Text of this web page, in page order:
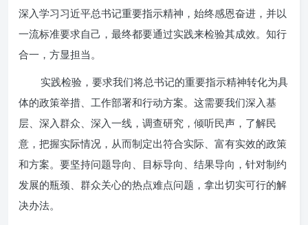
深入学习习近平总书记重要指示精神，始终感恩奋进，并以
一流标准要求自己，最终都要通过实践来检验其成效。知行
合一，方显担当。
实践检验，要求我们将总书记的重要指示精神转化为具
体的政策举措、工作部署和行动方案。这需要我们深入基
层、深入群众、深入一线，调查研究，倾听民声，了解民
意，把握实际情况，从而制定出符合实际、富有实效的政策
和方案。要坚持问题导向、目标导向、结果导向，针对制约
发展的瓶颈、群众关心的热点难点问题，拿出切实可行的解
决办法。